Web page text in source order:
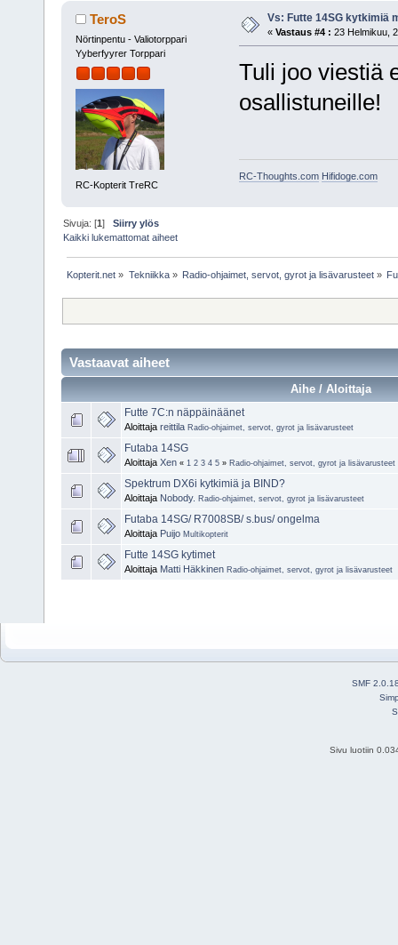
TeroS
Nörtinpentu - Valiotorppari
Yyberfyyrer Torppari
RC-Kopterit TreRC
Vs: Futte 14SG kytkimiä
« Vastaus #4 : 23 Helmikuu,
Tuli joo viestiä
osallistuneille!
RC-Thoughts.com Hifidoge.com
Sivuja: [1]Siirry ylös
Kaikki lukemattomat aiheet
Kopterit.net » Tekniikka» Radio-ohjaimet, servot, gyrot ja lisävarusteet»
Vastaavat aiheet
Aihe / Aloittaja
Futte 7C:n näppäinäänet
Aloittaja reittila Radio-ohjaimet, servot, gyrot ja lisävarusteet
Futaba 14SG
Aloittaja Xen « 1 2 3 4 5 » Radio-ohjaimet, servot, gyrot ja lisävarusteet
Spektrum DX6i kytkimiä ja BIND?
Aloittaja Nobody. Radio-ohjaimet, servot, gyrot ja lisävarusteet
Futaba 14SG/ R7008SB/ s.bus/ ongelma
Aloittaja Puijo Multikopterit
Futte 14SG kytimet
Aloittaja Matti Häkkinen Radio-ohjaimet, servot, gyrot ja lisävarusteet
SMF
Sivu luotiin